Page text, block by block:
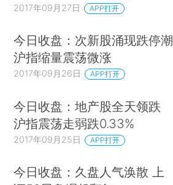
2017年09月27日 APP打开
今日收盘：次新股涌现跌停潮
沪指缩量震荡微涨
2017年09月26日 APP打开
今日收盘：地产股全天领跌
沪指震荡走弱跌0.33%
2017年09月25日 APP打开
今日收盘：久盘人气涣散 上